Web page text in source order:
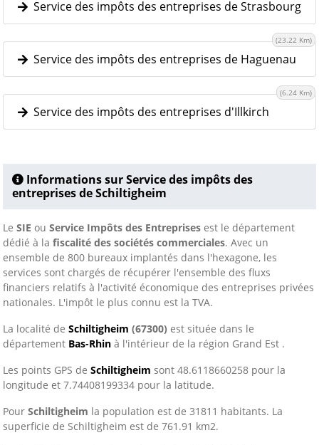
Service des impôts des entreprises de Strasbourg
Service des impôts des entreprises de Haguenau
(23.22 Km)
Service des impôts des entreprises d'Illkirch
(6.24 Km)
Informations sur Service des impôts des
entreprises de Schiltigheim
Le SIE ou Service Impôts des Entreprises est le département
dédié à la fiscalité des sociétés commerciales. Avec un
ensemble de 800 bureaux implantés dans l'hexagone, les
services sont chargés de récupérer l'ensemble des fluxs
financiers relatifs à l'activité économique des entreprises privées
nationales. L'impôt le plus connu est la TVA.
La localité de Schiltigheim (67300) est située dans le
département Bas-Rhin à l'intérieur de la région Grand Est .
Les points GPS de Schiltigheim sont 48.6118660258 pour la
longitude et 7.74408199334 pour la latitude.
Pour Schiltigheim la population est de 31811 habitants. La
superficie de Schiltigheim est de 761.91 km2.